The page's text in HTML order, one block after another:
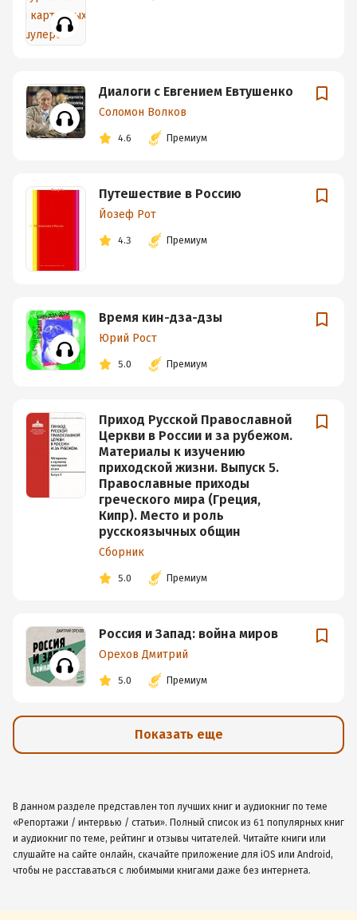
Диалоги с Евгением Евтушенко
Соломон Волков
4.6 Премиум
Путешествие в Россию
Йозеф Рот
4.3 Премиум
Время кин-дза-дзы
Юрий Рост
5.0 Премиум
Приход Русской Православной
Церкви в России и за рубежом.
Материалы к изучению
приходской жизни. Выпуск 5.
Православные приходы
греческого мира (Греция,
Кипр). Место и роль
русскоязычных общин
Сборник
5.0 Премиум
Россия и Запад: война миров
Орехов Дмитрий
5.0 Премиум
Показать еще
В данном разделе представлен топ лучших книг и аудиокниг по теме
«Репортажи / интервью / статьи». Полный список из 61 популярных книг
и аудиокниг по теме, рейтинг и отзывы читателей. Читайте книги или
слушайте на сайте онлайн, скачайте приложение для iOS или Android,
чтобы не расставаться с любимыми книгами даже без интернета.